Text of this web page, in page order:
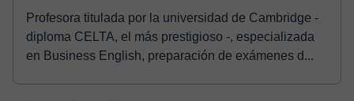
Profesora titulada por la universidad de Cambridge -
diploma CELTA, el más prestigioso -, especializada
en Business English, preparación de exámenes d...